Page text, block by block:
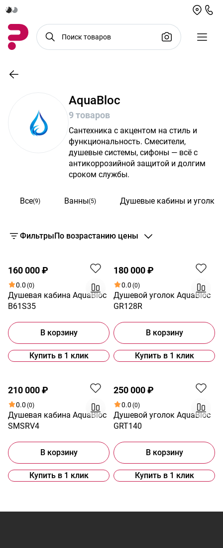
AquaBloc
9 товаров
Сантехника с акцентом на стиль и
функциональность. Смесители,
душевые системы, сифоны — всё с
антикоррозийной защитой и долгим
сроком службы.
Все(9) Ванны(5) Душевые кабины и уголки
ФильтрыПо возрастанию цены
160 000 ₽
0.0 (0)
Душевая кабина AquaBloc
B61S35
В корзину
Купить в 1 клик
180 000 ₽
0.0 (0)
Душевой уголок AquaBloc
GR128R
В корзину
Купить в 1 клик
210 000 ₽
0.0 (0)
Душевая кабина AquaBloc
SMSRV4
В корзину
Купить в 1 клик
250 000 ₽
0.0 (0)
Душевой уголок AquaBloc
GRT140
В корзину
Купить в 1 клик